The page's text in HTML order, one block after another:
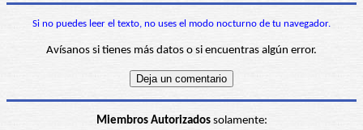
Si no puedes leer el texto, no uses el modo nocturno de tu navegador.
Avísanos si tienes más datos o si encuentras algún error.
Miembros Autorizadossolamente: